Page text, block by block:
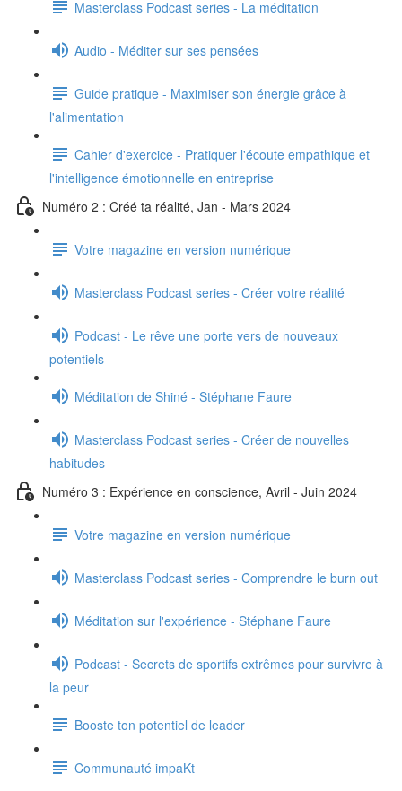
Masterclass Podcast series - La méditation
Audio - Méditer sur ses pensées
Guide pratique - Maximiser son énergie grâce à
l'alimentation
Cahier d'exercice - Pratiquer l'écoute empathique et
l'intelligence émotionnelle en entreprise
Numéro 2 : Créé ta réalité, Jan - Mars 2024
Votre magazine en version numérique
Masterclass Podcast series - Créer votre réalité
Podcast - Le rêve une porte vers de nouveaux
potentiels
Méditation de Shiné - Stéphane Faure
Masterclass Podcast series - Créer de nouvelles
habitudes
Numéro 3 : Expérience en conscience, Avril - Juin 2024
Votre magazine en version numérique
Masterclass Podcast series - Comprendre le burn out
Méditation sur l'expérience - Stéphane Faure
Podcast - Secrets de sportifs extrêmes pour survivre à
la peur
Booste ton potentiel de leader
Communauté impaKt